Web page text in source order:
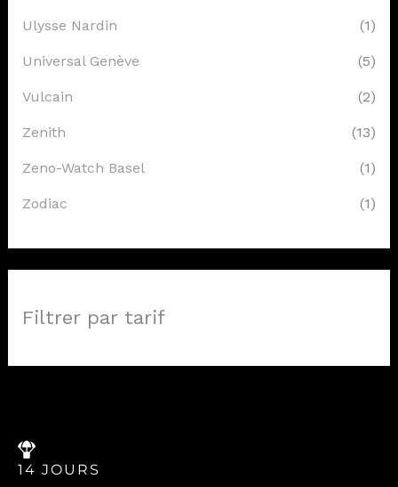
Ulysse Nardin (1)
Universal Genève (5)
Vulcain (2)
Zenith (13)
Zeno-Watch Basel (1)
Zodiac (1)
Filtrer par tarif
14 JOURS